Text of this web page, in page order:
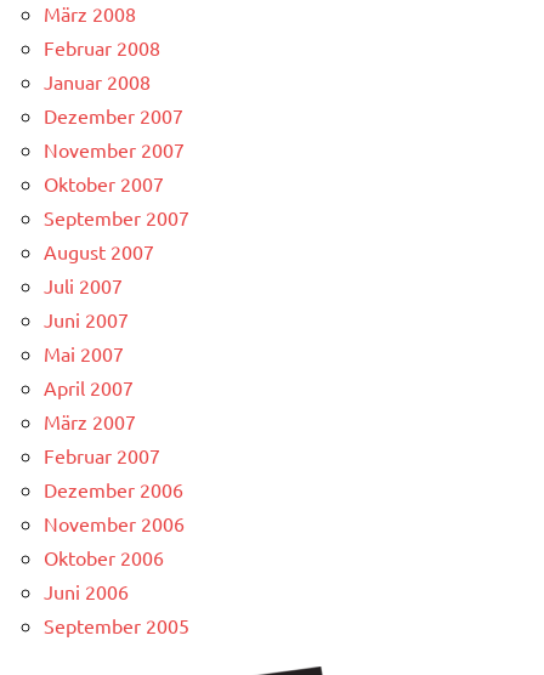
März 2008
Februar 2008
Januar 2008
Dezember 2007
November 2007
Oktober 2007
September 2007
August 2007
Juli 2007
Juni 2007
Mai 2007
April 2007
März 2007
Februar 2007
Dezember 2006
November 2006
Oktober 2006
Juni 2006
September 2005